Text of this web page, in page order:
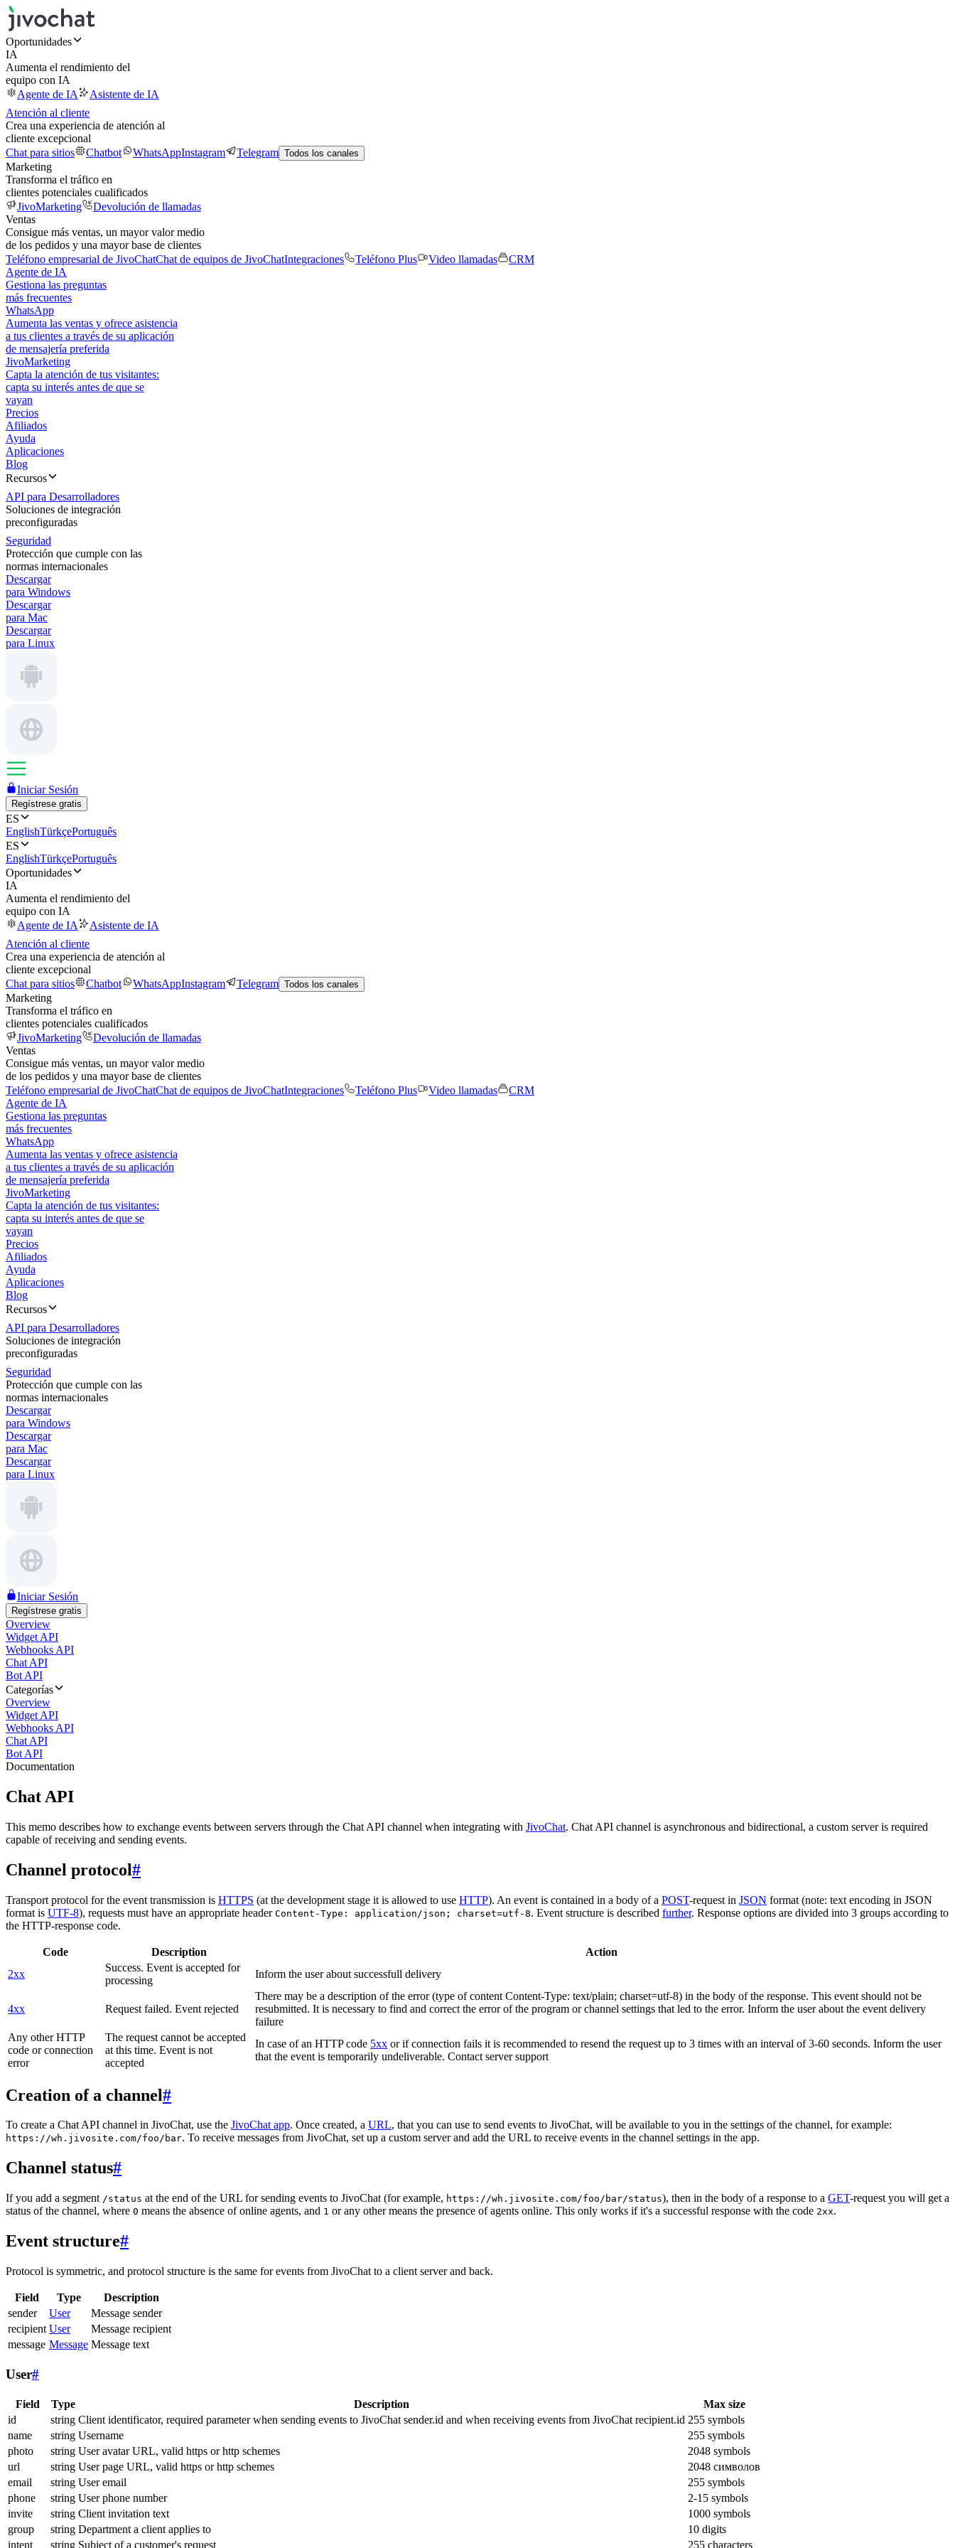
Oportunidades
IA
Aumenta el rendimiento del
equipo con IA
Agente de IA
Asistente de IA
Atención al cliente
Crea una experiencia de atención al
cliente excepcional
Chat para sitios
Chatbot WhatsAppInstagram Telegram Todos los canales
Marketing
Transforma el tráfico en
clientes potenciales cualificados
JivoMarketing
Devolución de llamadas
Ventas
Consigue más ventas, un mayor valor medio
de los pedidos y una mayor base de clientes
Teléfono empresarial de JivoChatChat de equipos de JivoChatIntegraciones Teléfono Plus Video llamadas
CRM
Agente de IA
Gestiona las preguntas
más frecuentes
WhatsApp
Aumenta las ventas y ofrece asistencia
a tus clientes a través de su aplicación
de mensajería preferida
JivoMarketing
Capta la atención de tus visitantes:
capta su interés antes de que se
vayan
Precios
Afiliados
Ayuda
Aplicaciones
Blog
Recursos
API para Desarrolladores
Soluciones de integración
preconfiguradas
Seguridad
Protección que cumple con las
normas internacionales
Descargar
para Windows
Descargar
para Mac
Descargar
para Linux
Iniciar Sesión
Regístrese gratis
ES
EnglishTürkçePortuguês
ES
EnglishTürkçePortuguês
Oportunidades
IA
Aumenta el rendimiento del
equipo con IA
Agente de IA
Asistente de IA
Atención al cliente
Crea una experiencia de atención al
cliente excepcional
Chat para sitios
Chatbot WhatsAppInstagram Telegram Todos los canales
Marketing
Transforma el tráfico en
clientes potenciales cualificados
JivoMarketing
Devolución de llamadas
Ventas
Consigue más ventas, un mayor valor medio
de los pedidos y una mayor base de clientes
Teléfono empresarial de JivoChatChat de equipos de JivoChatIntegraciones Teléfono Plus Video llamadas
CRM
Agente de IA
Gestiona las preguntas
más frecuentes
WhatsApp
Aumenta las ventas y ofrece asistencia
a tus clientes a través de su aplicación
de mensajería preferida
JivoMarketing
Capta la atención de tus visitantes:
capta su interés antes de que se
vayan
Precios
Afiliados
Ayuda
Aplicaciones
Blog
Recursos
API para Desarrolladores
Soluciones de integración
preconfiguradas
Seguridad
Protección que cumple con las
normas internacionales
Descargar
para Windows
Descargar
para Mac
Descargar
para Linux
Iniciar Sesión
Regístrese gratis
Overview
Widget API
Webhooks API
Chat API
Bot API
Categorías
Overview
Widget API
Webhooks API
Chat API
Bot API
Documentation
Chat API
This memo describes how to exchange events between servers through the Chat API channel when integrating with JivoChat. Chat API channel is asynchronous and bidirectional, a custom server is required
capable of receiving and sending events.
Channel protocol#
Transport protocol for the event transmission is HTTPS (at the development stage it is allowed to use HTTP). An event is contained in a body of a POST-request in JSON format (note: text encoding in JSON
format is UTF-8), requests must have an appropriate header Content-Type: application/json; charset=utf-8. Event structure is described further. Response options are divided into 3 groups according to
the HTTP-response code.
Code Description
Action
2xx
Success. Event is accepted for
processing
Inform the user about successfull delivery
4xx Request failed. Event rejected
There may be a description of the error (type of content Content-Type: text/plain; charset=utf-8) in the body of the response. This event should not be
resubmitted. It is necessary to find and correct the error of the program or channel settings that led to the error. Inform the user about the event delivery
failure
Any other HTTP
code or connection
error
The request cannot be accepted
at this time. Event is not
accepted
In case of an HTTP code 5xx or if connection fails it is recommended to resend the request up to 3 times with an interval of 3-60 seconds. Inform the user
that the event is temporarily undeliverable. Contact server support
Creation of a channel#
To create a Chat API channel in JivoChat, use the JivoChat app. Once created, a URL, that you can use to send events to JivoChat, will be available to you in the settings of the channel, for example:
https://wh.jivosite.com/foo/bar. To receive messages from JivoChat, set up a custom server and add the URL to receive events in the channel settings in the app.
Channel status#
If you add a segment /status at the end of the URL for sending events to JivoChat (for example, https://wh.jivosite.com/foo/bar/status), then in the body of a response to a GET-request you will get a
status of the channel, where 0 means the absence of online agents, and 1 or any other means the presence of agents online. This only works if it's a successful response with the code 2xx.
Event structure#
Protocol is symmetric, and protocol structure is the same for events from JivoChat to a client server and back.
Field Type
Description
sender
User
Message sender
recipient User
Message recipient
message Message Message text
User#
Field Type Description
Max size
id
string Client identificator, required parameter when sending events to JivoChat sender.id and when receiving events from JivoChat recipient.id 255 symbols
name
string Username
255 symbols
photo
string User avatar URL, valid https or http schemes
2048 symbols
url
string User page URL, valid https or http schemes
2048 символов
email
string User email
255 symbols
phone
string User phone number
2-15 symbols
invite
string Client invitation text
1000 symbols
group
string Department a client applies to
10 digits
intent
string Subject of a customer's request 255 characters